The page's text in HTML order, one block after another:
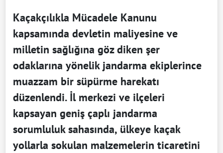
Kaçakçılıkla Mücadele Kanunu
kapsamında devletin maliyesine ve
milletin sağlığına göz diken şer
odaklarına yönelik jandarma ekiplerince
muazzam bir süpürme harekatı
düzenlendi. İl merkezi ve ilçeleri
kapsayan geniş çaplı jandarma
sorumluluk sahasında, ülkeye kaçak
yollarla sokulan malzemelerin ticaretini